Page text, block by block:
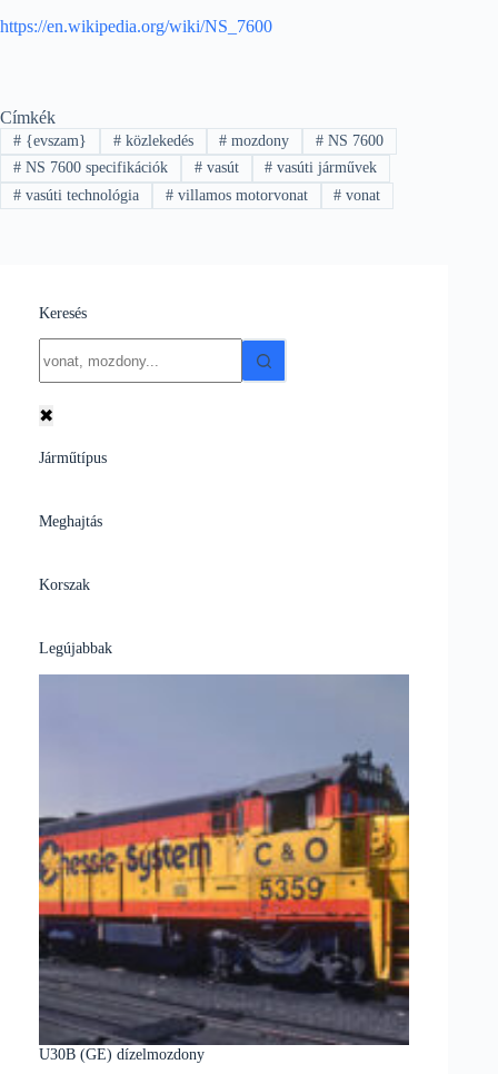
https://en.wikipedia.org/wiki/NS_7600
Címkék
#{evszam} #közlekedés # mozdony # NS 7600
#NS 7600 specifikációk #vasút # vasúti járművek
#vasúti technológia #villamos motorvonat # vonat
Keresés
results
✖
Járműtípus
Meghajtás
Korszak
Legújabbak
U30B (GE) dízelmozdony